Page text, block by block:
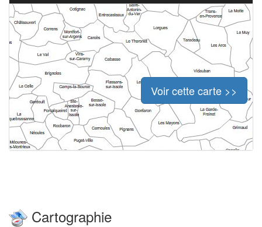
Voir cette carte >>
Cartographie